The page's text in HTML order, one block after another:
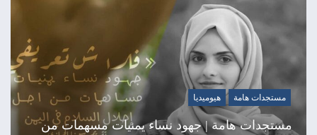
مستجدات هامة هيوميديا
مستجدات هامة | جهود نساء يمنيات مسهمات من